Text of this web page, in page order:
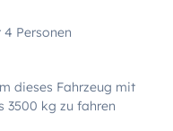
Personen
dieses Fahrzeug mit
3500 kg zu fahren